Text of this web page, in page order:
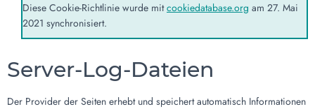
Diese Cookie-Richtlinie wurde mitcookiedatabase.org am 27. Mai
2021 synchronisiert.
Server-Log-Dateien
Der Provider der Seiten erhebt und speichert automatisch Informationen